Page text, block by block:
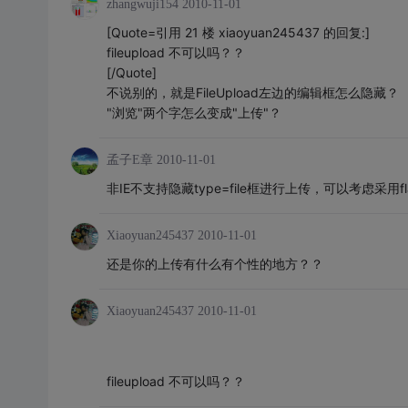
zhangwuji154 2010-11-01
[Quote=引用 21 楼 xiaoyuan245437 的回复:]
fileupload 不可以吗？？
[/Quote]
不说别的，就是FileUpload左边的编辑框怎么隐藏？
"浏览"两个字怎么变成"上传"？
孟子E章 2010-11-01
非IE不支持隐藏type=file框进行上传，可以考虑采用
Xiaoyuan245437 2010-11-01
还是你的上传有什么有个性的地方？？
Xiaoyuan245437 2010-11-01
fileupload 不可以吗？？